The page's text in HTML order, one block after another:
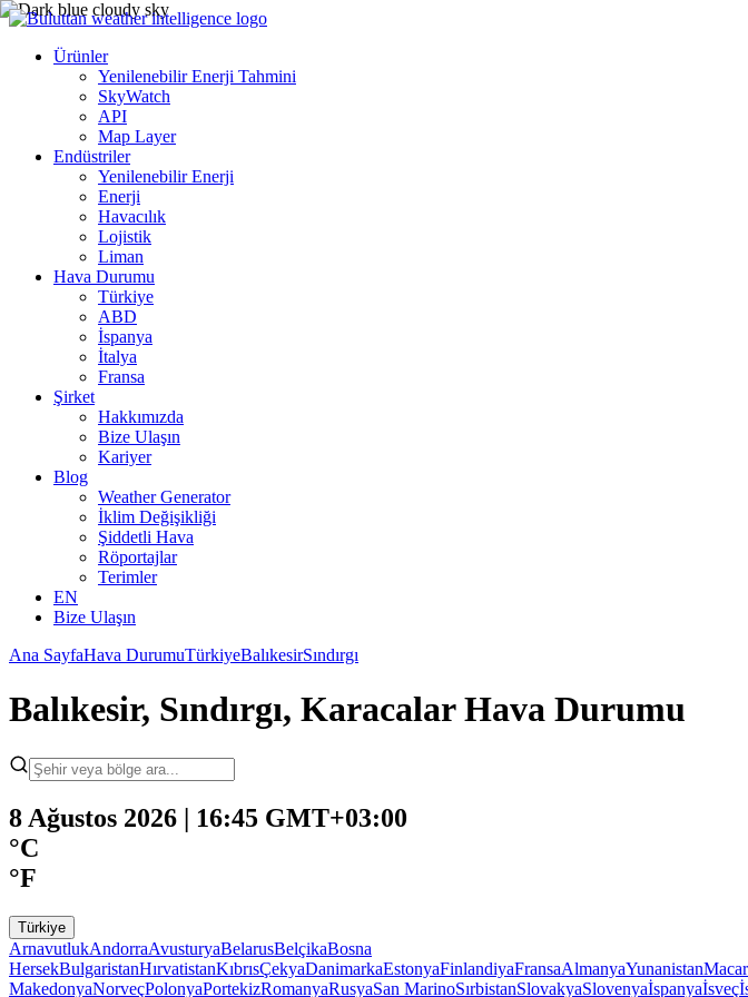
Ürünler
Yenilenebilir Enerji Tahmini
SkyWatch
API
Map Layer
Endüstriler
Yenilenebilir Enerji
Enerji
Havacılık
Lojistik
Liman
Hava Durumu
Türkiye
ABD
İspanya
İtalya
Fransa
Şirket
Hakkımızda
Bize Ulaşın
Kariyer
Blog
Weather Generator
İklim Değişikliği
Şiddetli Hava
Röportajlar
Terimler
EN
Bize Ulaşın
Ana SayfaHava DurumuTürkiyeBalıkesirSındırgı
Balıkesir, Sındırgı, Karacalar Hava Durumu
8 Ağustos 2026 | 16:45 GMT+03:00
°C
°F
Türkiye
ArnavutlukAndorraAvusturyaBelarusBelçikaBosna
HersekBulgaristanHırvatistanKıbrısÇekyaDanimarkaEstonyaFinlandiyaFransaAlmanyaYunanistan
MakedonyaNorveçPolonyaPortekizRomanyaRusyaSan MarinoSırbistanSlovakyaSlovenyaİspanyaİsveç